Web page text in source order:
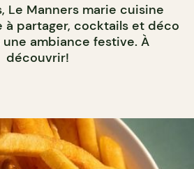
Le Manners marie cuisine
à partager, cocktails et déco
ambiance festive. À
découvrir!